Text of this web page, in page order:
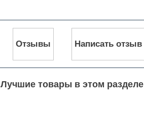
Отзывы Написать отзыв
Лучшие товары в этом разделе